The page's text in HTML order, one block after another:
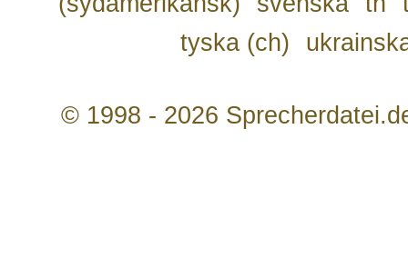
tyska (ch)
© 1998 - 2026